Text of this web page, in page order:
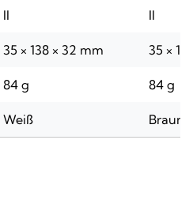
II II
35 × 138 × 32 mm 35 ×
84 g 84 g
Weiß Braun